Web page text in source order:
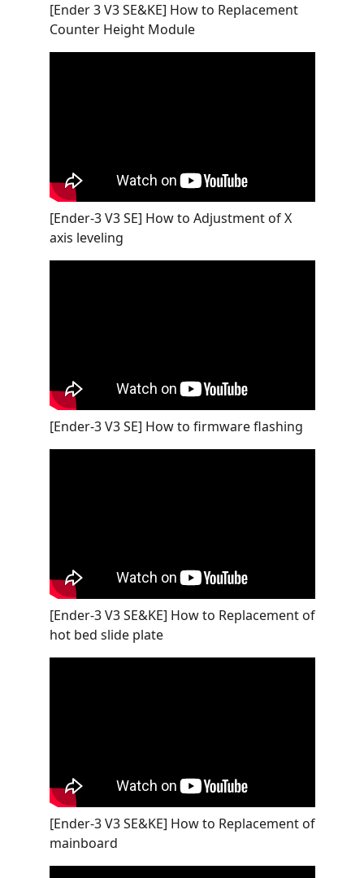
[Ender 3 V3 SE&KE] How to Replacement
Counter Height Module
[Ender-3 V3 SE] How to Adjustment of X
axis leveling
[Ender-3 V3 SE] How to firmware flashing
[Ender-3 V3 SE&KE] How to Replacement of
hot bed slide plate
[Ender-3 V3 SE&KE] How to Replacement of
mainboard